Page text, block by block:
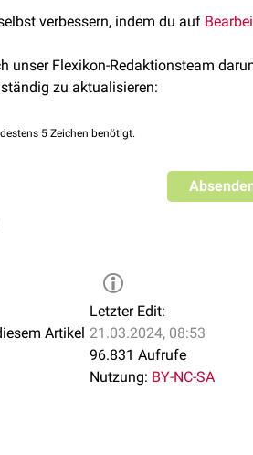
in Zellen durchMonooxygenasen
verbessern, indem du auf
unser Flexikon-Redaktionsteam
zu aktualisieren:
5 Zeichen benötigt.
Artikel
Letzter Edit:
21.03.2024, 08:53
96.831 Aufrufe
Nutzung: BY-NC-SA